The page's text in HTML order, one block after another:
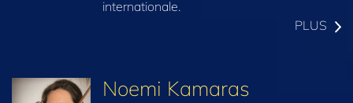
internationale.
PLUS
Noemi Kamaras